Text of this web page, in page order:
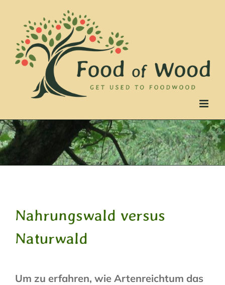
content
Nahrungswald versus
Naturwald
Um zu erfahren, wie Artenreichtum das